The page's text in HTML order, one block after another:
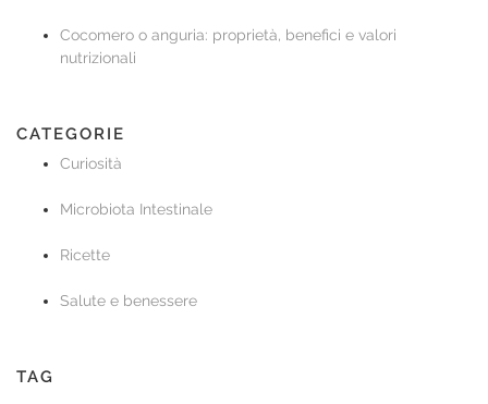
Cocomero o anguria: proprietà, benefici e valori
nutrizionali
CATEGORIE
Curiosità
Microbiota Intestinale
Ricette
Salute e benessere
TAG